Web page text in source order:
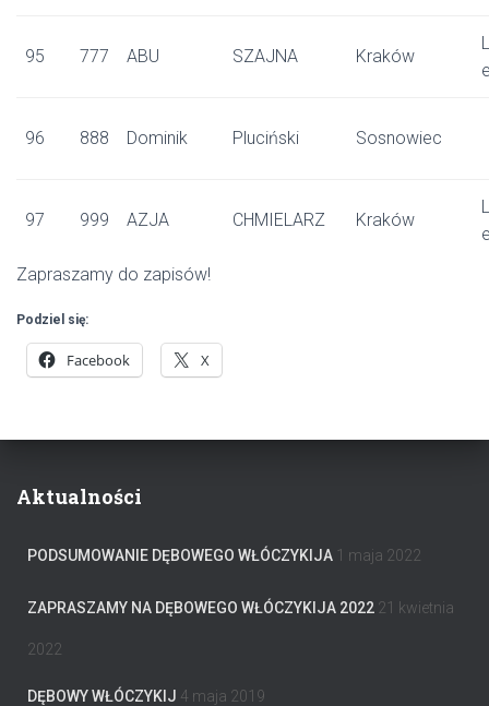
95 777 ABU SZAJNA Kraków
96 888 Dominik Pluciński Sosnowiec
97 999 AZJA CHMIELARZ Kraków
Zapraszamy do zapisów!
Podziel się:
Facebook X
Aktualności
PODSUMOWANIE DĘBOWEGO WŁÓCZYKIJA 1 maja 2022
ZAPRASZAMY NA DĘBOWEGO WŁÓCZYKIJA 2022 21 kwietnia
2022
DĘBOWY WŁÓCZYKIJ 4 maja 2019